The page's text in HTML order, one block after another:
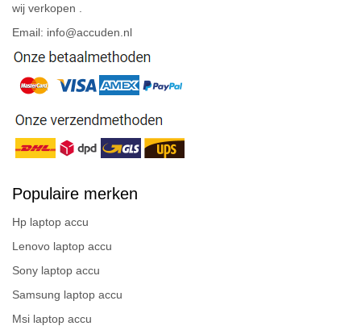
wij verkopen .
Email: info@accuden.nl
Populaire merken
Hp laptop accu
Lenovo laptop accu
Sony laptop accu
Samsung laptop accu
Msi laptop accu